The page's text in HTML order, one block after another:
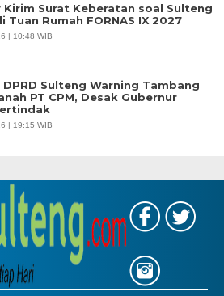
Kirim Surat Keberatan soal Sulteng
Tuan Rumah FORNAS IX 2027
| 10:48 WIB
DPRD Sulteng Warning Tambang
PT CPM, Desak Gubernur
| 19:15 WIB